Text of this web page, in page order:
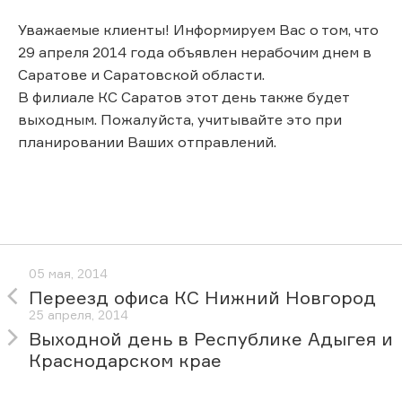
Уважаемые клиенты! Информируем Вас о том, что
29 апреля 2014 года объявлен нерабочим днем в
Саратове и Саратовской области.
В филиале КС Саратов этот день также будет
выходным. Пожалуйста, учитывайте это при
планировании Ваших отправлений.
05 мая, 2014
Переезд офиса КС Нижний Новгород
25 апреля, 2014
Выходной день в Республике Адыгея и
Краснодарском крае